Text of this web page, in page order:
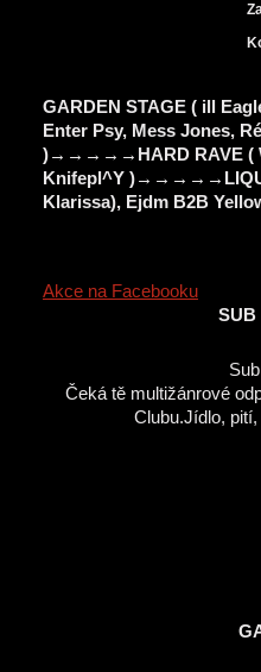
GARDEN STAGE ( ill
Enter Psy, Mess Jones,
)→→→→→HARD RAVE (
Knifepl^Y
Klarissa), Ejdm B2B
Akce na Facebooku
SUB
Čeká tě multižánrové
Clubu.Jídlo,